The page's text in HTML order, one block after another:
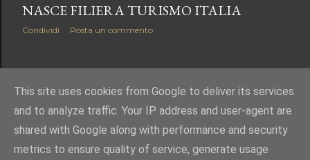
NASCE FILIERA TURISMO ITALIA
Condividi Posta un commento
POST PIÙ VECCHI
This site uses cookies from Google to deliver its services
and to analyze traffic. Your IP address and user-agent are
shared with Google along with performance and security
metrics to ensure quality of service, generate usage